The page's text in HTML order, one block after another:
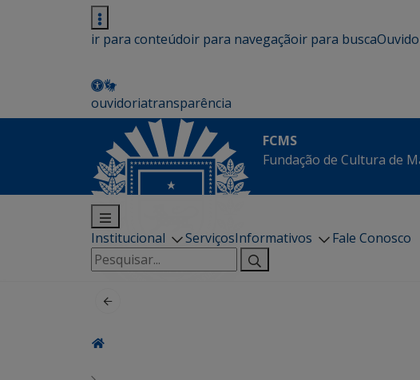
ir para conteúdoir para navegaçãoir para busca
ouvidoriatransparência
FCMS
Fundação de Cultura de
Institucional ServiçosInformativos
Fale Conosco
Pesquisar
por: